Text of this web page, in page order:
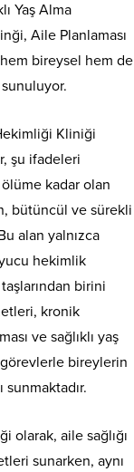
Yaş Alma
Aile Planlaması
bireysel hem de
Kliniği
şu ifadeleri
kadar olan
bütüncül ve sürekli
alan yalnızca
hekimlik
birini
kronik
ve sağlıklı yaş
bireylerin
olarak, aile sağlığı
sunarken, aynı